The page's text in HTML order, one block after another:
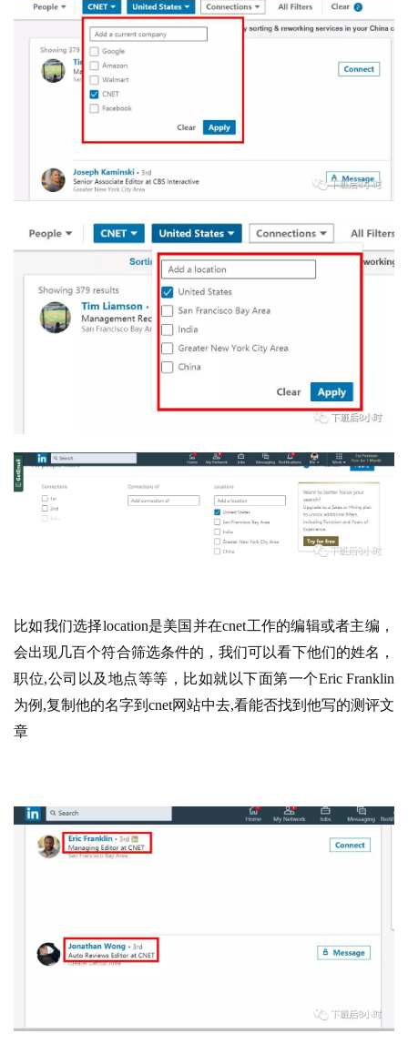
比如我们选择location是美国并在cnet工作的编辑或者主编，
会出现几百个符合筛选条件的，我们可以看下他们的姓名，
职位,公司以及地点等等，比如就以下面第一个Eric Franklin
为例,复制他的名字到cnet网站中去,看能否找到他写的测评文
章